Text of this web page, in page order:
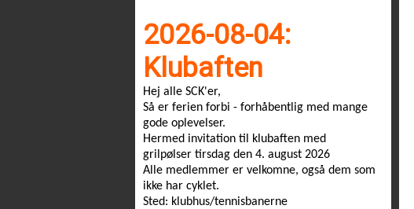
2026-08-04:
Klubaften
Hej alle SCK'er,
Så er ferien forbi - forhåbentlig med mange
gode oplevelser.
Hermed invitation til klubaften med
grilpølser tirsdag den 4. august 2026
Alle medlemmer er velkomne, også dem som
ikke har cyklet.
Sted: klubhus/tennisbanerne